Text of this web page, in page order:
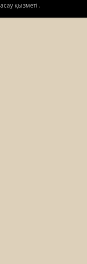
қызметі .